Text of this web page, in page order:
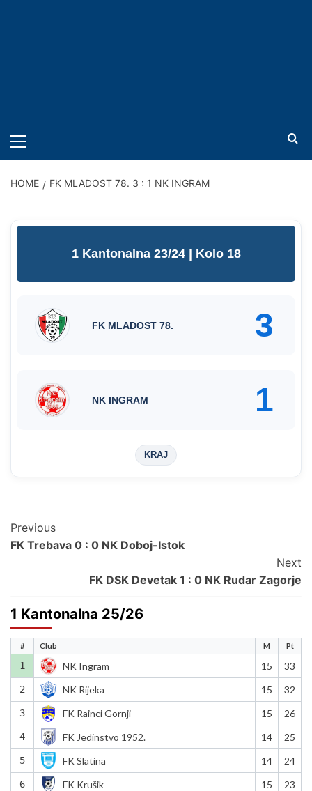
MENU
HOME FK MLADOST 78. 3 : 1 NK INGRAM
1 Kantonalna 23/24 | Kolo 18
FK MLADOST 78. 3
NK INGRAM 1
KRAJ
Post
Navigation
Previous
FK Trebava 0 : 0 NK Doboj-Istok
Next
FK DSK Devetak 1 : 0 NK Rudar Zagorje
1 Kantonalna 25/26
# Club M Pt
1 NK Ingram 15 33
2 NK Rijeka 15 32
3 FK Rainci Gornji 15 26
4 FK Jedinstvo 1952. 14 25
5 FK Slatina 14 24
6 FK Krušik 15 23